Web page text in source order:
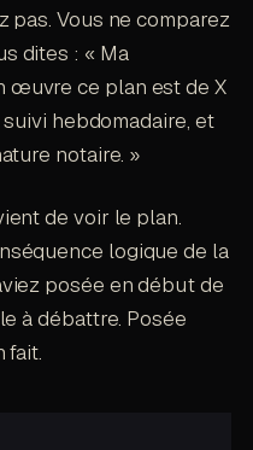
pas. Vous ne comparez
dites : « Ma
œuvre ce plan est de X
hebdomadaire, et
notaire. »
de voir le plan.
logique de la
posée en début de
à débattre. Posée
fait.